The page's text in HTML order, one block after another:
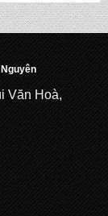
Văn Hoà,